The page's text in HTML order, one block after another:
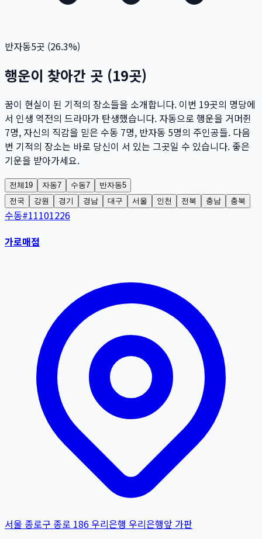
반자동5곳 (26.3%)
행운이 찾아간 곳 (19곳)
꿈이 현실이 된 기적의 장소들을 소개합니다. 이번 19곳의 명당에
서 인생 역전의 드라마가 탄생했습니다. 자동으로 행운을 거머쥔
7명, 자신의 직감을 믿은 수동 7명, 반자동 5명의 주인공들. 다음
번 기적의 장소는 바로 당신이 서 있는 그곳일 수 있습니다. 좋은
기운을 받아가세요.
전체 19 자동7 수동7 반자동5
전국
강원 경기 경남 대구 서울 인천 전북 충남 충북
수동#11101226
가로매점
서울 종로구 종로 186 우리은행 우리은행앞 가판